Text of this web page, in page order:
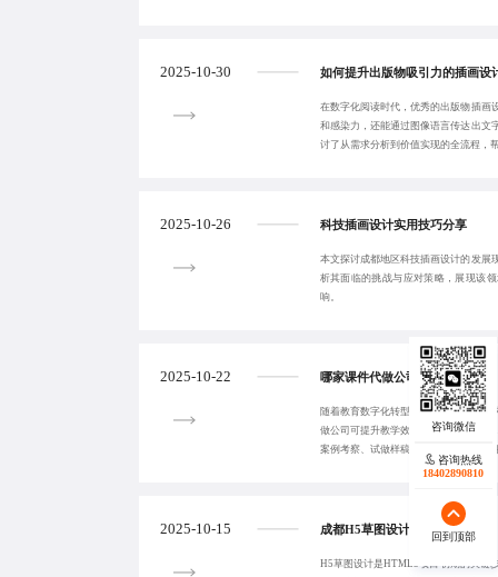
2025-10-30 如何提升出版物吸引力的插画设
在数字化阅读时代，优秀的出版物插画
和感染力，还能通过图像语言传达出文
讨了从需求分析到价值实现的全流程，
2025-10-26 科技插画设计实用技巧分享
本文探讨成都地区科技插画设计的发展
析其面临的挑战与应对策略，展现该
响。
2025-10-22 哪家课件代做公司好
随着教育数字化转型加速，课件代做需
做公司可提升教学效果、节省时间成本
案例考察、试做样稿、合同明确和客户
2025-10-15 成都H5草图设计常见问题解决
H5草图设计是HTML5项目初期的关键
咨询热线
18140119082
回到顶部
咨询热线
18402890810
回到顶部